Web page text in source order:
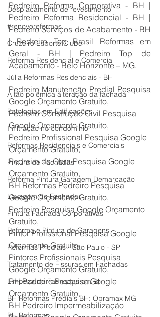
Desplacamento de revestimento
#renovoreformas
Cruzeiro Esporte Clube
Reforma Residencial e Comercial
Júlia Reformas Residenciais - BH
A tão polêmica alteração da fachada
Patologias em Edificações
Infiltração no condomínio
Reformas Residenciais e Comerciais
Pintura de Fachadas
Reforma Pintura Garagem Demarcação
Lavagem de Fachadas
Pintura Fachada Corporativas
Reforma e Pintura de Garagens
Reformas Prediais - São Paulo - SP
Tratamento de Fissuras em Fachadas
Limpeza de Fachadas em BH
BH Reformas Prediais BH: Obramax MG
BH Reformas
Pedreiro Reforma Corporativa - BH |
Pedreiro Reforma Residencial - BH |
Pedreiro Serviços de Acabamento - BH
| Pedreiro Top Brasil Reformas em
Geral - BH | Pedreiro Top de
Acabamento - Belo Horizonte – MG.
Pedreiro Manutenção Predial Pesquisa
Google Orçamento Gratuito,
Pedreiro Construção Civil Pesquisa
Google Orçamento Gratuito,
Pedreiro Profissional Pesquisa Google
Orçamento Gratuito,
Pedreiro de Obra Pesquisa Google
Orçamento Gratuito,
BH Reformas Pedreiro Pesquisa
Google Orçamento Gratuito,
Pedreiro Pesquisa Google Orçamento
Gratuito,
Pintor Profissional Pesquisa Google
Orçamento Gratuito,
Pintores Profissionais Pesquisa
Google Orçamento Gratuito,
BH Pedreiro Pesquisa Google
Orçamento Gratuito,
BH Pedreiro Impermeabilização